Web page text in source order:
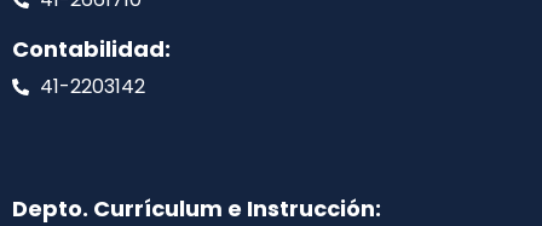
Contabilidad:
41-2203142
Depto. Currículum e Instrucción: